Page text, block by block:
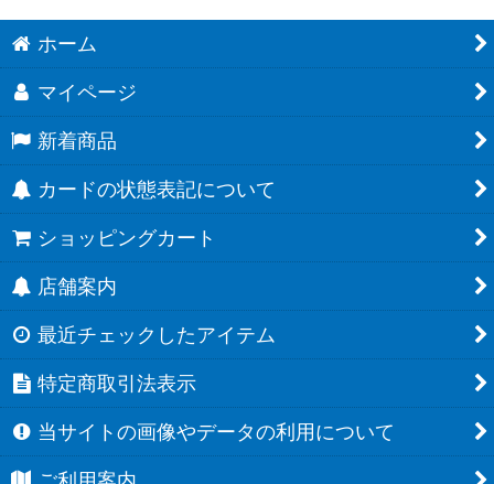
ホーム
マイページ
新着商品
カードの状態表記について
ショッピングカート
店舗案内
最近チェックしたアイテム
特定商取引法表示
当サイトの画像やデータの利用について